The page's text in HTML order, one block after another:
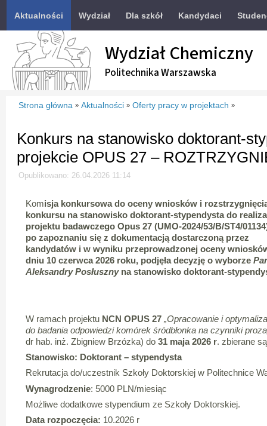
Aktualności Wydział Dla szkół Kandydaci
Wydział Chemiczny
Politechnika Warszawska
Strona główna » Aktualności » Oferty pracy w projektach »
Konkurs na stanowisko doktorant-
projekcie OPUS 27 –
Opublikowano: 26.04.2026 11:14
Komisja konkursowa do oceny wniosków i
konkursu na stanowisko doktorant-stypendysta do
projektu badawczego Opus 27 (UMO-2024/53/B/ST4/
po zapoznaniu się z dokumentacją dostarczoną przez
kandydatów i w wyniku przeprowadzonej oceny
dniu 10 czerwca 2026 roku, podjęła decyzję o wyborze
Aleksandry Posłusznyna stanowisko doktorant-
W ramach projektu NCN OPUS 27 „Opracowanie i
do badania odpowiedzi komórek śródbłonka na czynniki
dr hab. inż. Zbigniew Brzózka) do 31 maja 2026 r. zbierane
Stanowisko: Doktorant – stypendysta
Rekrutacja do/uczestnik Szkoły Doktorskiej w Politechnice
Wynagrodzenie: 5000 PLN/miesiąc
Możliwe dodatkowe stypendium ze Szkoły Doktorskiej.
Data rozpoczęcia: 10.2026 r